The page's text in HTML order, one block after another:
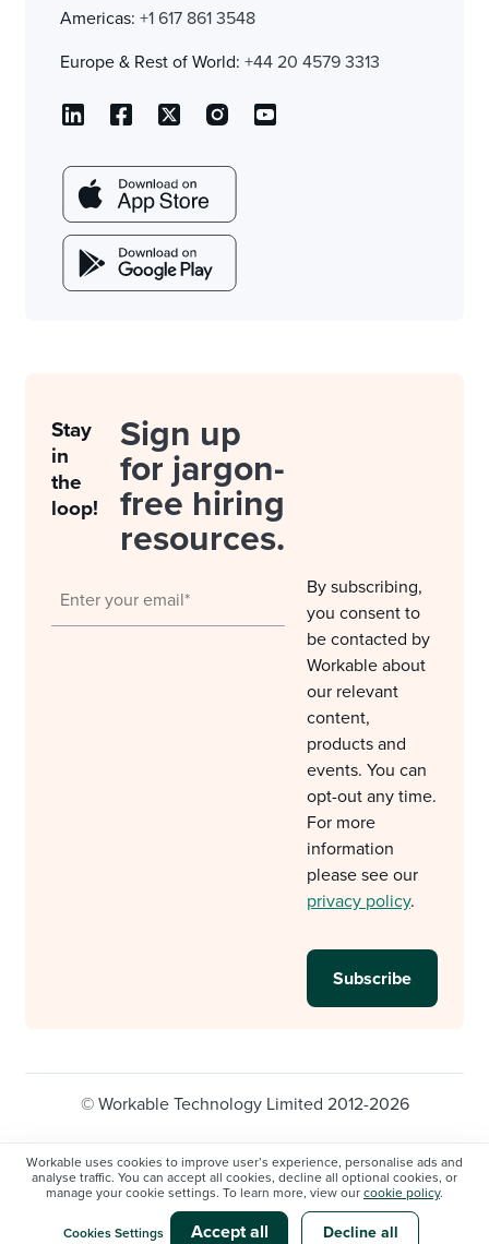
Workable uses cookies to improve user’s experience, personalise ads and
analyse traffic. You can accept all cookies, decline all optional cookies, or
manage your cookie settings. To learn more, view our cookie policy.
Cookies Settings Accept all Decline all
Americas: +1 617 861 3548
Europe & Rest of World: +44 20 4579 3313
Stay
in
the
loop!
Sign up
for jargon-
free hiring
resources.
By subscribing,
you consent to
be contacted by
Workable about
our relevant
content,
products and
events. You can
opt-out any time.
For more
information
please see our
privacy policy.
© Workable Technology Limited 2012-2026
Privacy policy
Cookie Settings
Do not sell/share my personal information
Modern slavery statement